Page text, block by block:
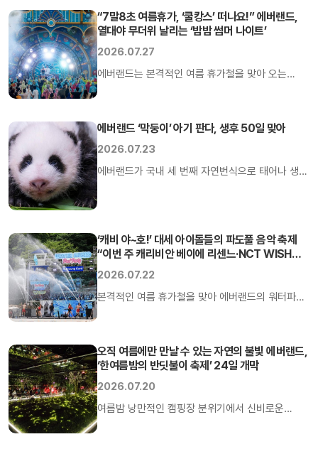
캐리비안 베이로 향하는 고객들의 이동 시간이 크게
단축될 것으로 기대된다고 30일 밝혔다.
“7말8초 여름휴가, ‘쿨캉스’ 떠나요!” 에버랜드,
열대야 무더위 날리는 ‘밤밤 썸머 나이트’
2026.07.27
에버랜드는 본격적인 여름 휴가철을 맞아 오는
‘밤밤 썸머 나이트’를 매일 밤 운영한다고 27일
밝혔다.
에버랜드 ‘막둥이’ 아기 판다, 생후 50일 맞아
2026.07.23
에버랜드가 국내 세 번째 자연번식으로 태어나 생후
오전 10시 53분에 태어난 아기 판다는 2020년
푸바오와 2023년 쌍둥이 판다 루이바오, 후이바오
등 언니들에 이어 우리나라에서 출생한 네 번째
암컷 자이언트 판다다.
‘캐비 야~호!’ 대세 아이돌들의 파도풀 음악 축제
“이번 주 캐리비안 베이에 리센느·NCT WISH
뜬다”
2026.07.22
본격적인 여름 휴가철을 맞아 에버랜드의 워터파크
날려버린다. 에버랜드는 이번 주 캐리비안 베이
‘워터 뮤직 풀파티(Water Music Pool Party)’
무대에서 K팝 스타들의 스페셜 공연이 연이어
펼쳐진다고 22일 밝혔다.
오직 여름에만 만날 수 있는 자연의 불빛 에버랜드,
‘한여름밤의 반딧불이 축제’ 24일 개막
2026.07.20
여름밤 낭만적인 캠핑장 분위기에서 신비로운